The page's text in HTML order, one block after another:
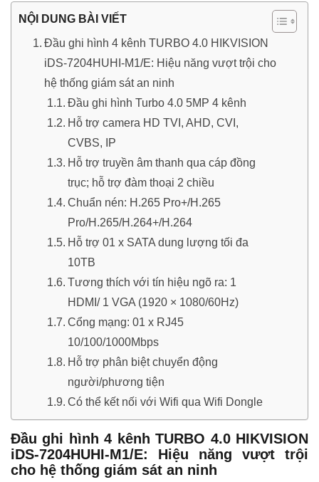
NỘI DUNG BÀI VIẾT
Đầu ghi hình 4 kênh TURBO 4.0 HIKVISION
iDS-7204HUHI-M1/E: Hiệu năng vượt trội cho
hệ thống giám sát an ninh
Đầu ghi hình Turbo 4.0 5MP 4 kênh
Hỗ trợ camera HD TVI, AHD, CVI,
CVBS, IP
Hỗ trợ truyền âm thanh qua cáp đồng
trục; hỗ trợ đàm thoại 2 chiều
Chuẩn nén: H.265 Pro+/H.265
Pro/H.265/H.264+/H.264
Hỗ trợ 01 x SATA dung lượng tối đa
10TB
Tương thích với tín hiệu ngõ ra: 1
HDMI/ 1 VGA (1920 × 1080/60Hz)
Cổng mạng: 01 x RJ45
10/100/1000Mbps
Hỗ trợ phân biệt chuyển động
người/phương tiện
Có thể kết nối với Wifi qua Wifi Dongle
Đầu ghi hình 4 kênh TURBO 4.0 HIKVISION
iDS-7204HUHI-M1/E: Hiệu năng vượt trội
cho hệ thống giám sát an ninh